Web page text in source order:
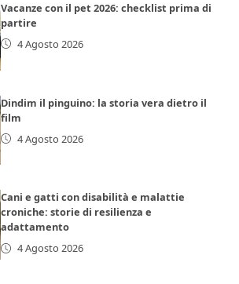
Vacanze con il pet 2026: checklist prima di
partire
4 Agosto 2026
Dindim il pinguino: la storia vera dietro il
film
4 Agosto 2026
Cani e gatti con disabilità e malattie
croniche: storie di resilienza e
adattamento
4 Agosto 2026